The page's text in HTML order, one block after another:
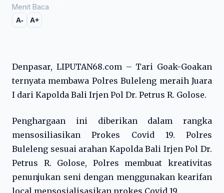
Menit Baca
A- A+
Denpasar, LIPUTAN68.com – Tari Goak-Goakan
ternyata membawa Polres Buleleng meraih Juara
I dari Kapolda Bali Irjen Pol Dr. Petrus R. Golose.
Penghargaan ini diberikan dalam rangka
mensosiliasikan Prokes Covid 19. Polres
Buleleng sesuai arahan Kapolda Bali Irjen Pol Dr.
Petrus R. Golose, Polres membuat kreativitas
penunjukan seni dengan menggunakan kearifan
local mensosialisasikan prokes Covid 19.